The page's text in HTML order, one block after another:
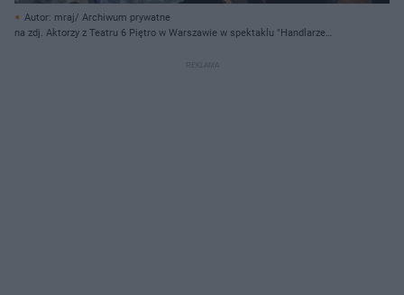
Autor: mraj/ Archiwum prywatne
na zdj. Aktorzy z Teatru 6 Piętro w Warszawie w spektaklu "Handlarze